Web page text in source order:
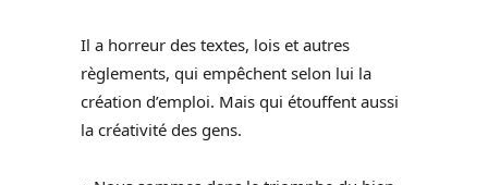
Il a horreur des textes, lois et autres
règlements, qui empêchent selon lui la
création d’emploi. Mais qui étouffent aussi
la créativité des gens.